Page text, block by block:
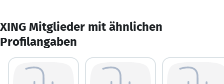
XING Mitglieder mit ähnlichen
Profilangaben